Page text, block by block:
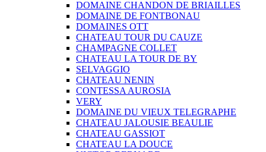
DOMAINE CHANDON DE BRIAILLES
DOMAINE DE FONTBONAU
DOMAINES OTT
CHATEAU TOUR DU CAUZE
CHAMPAGNE COLLET
CHATEAU LA TOUR DE BY
SELVAGGIO
CHATEAU NENIN
CONTESSA AUROSIA
VERY
DOMAINE DU VIEUX TELEGRAPHE
CHATEAU JALOUSIE BEAULIE
CHATEAU GASSIOT
CHATEAU LA DOUCE